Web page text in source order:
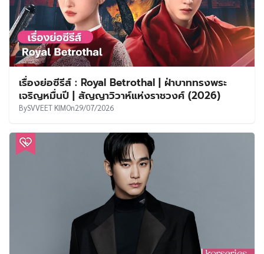
เรื่องย่อซีรีส์ : Royal Betrothal | ฝ่าบาททรงพระ
เจริญหมื่นปี | สัญญาวิวาห์แห่งราชวงศ์ (2026)
BySVVEET KIMOn29/07/2026